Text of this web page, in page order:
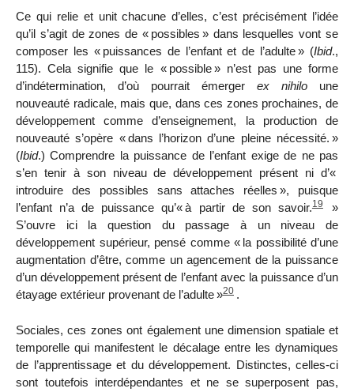
Ce qui relie et unit chacune d’elles, c’est précisément l’idée
qu’il s’agit de zones de « possibles » dans lesquelles vont se
composer les « puissances de l’enfant et de l’adulte» (Ibid.,
115). Cela signifie que le « possible » n’est pas une forme
d’indétermination, d’où pourrait émerger ex nihilo une
nouveauté radicale, mais que, dans ces zones prochaines, de
développement comme d’enseignement, la production de
nouveauté s’opère «dans l’horizon d’une pleine nécessité. »
(Ibid.) Comprendre la puissance de l’enfant exige de ne pas
s’en tenir à son niveau de développement présent ni d’«
introduire des possibles sans attaches réelles », puisque
l’enfant n’a de puissance qu’« à partir de son savoir.19
»
S’ouvre ici la question du passage à un niveau de
développement supérieur, pensé comme « la possibilité d’une
augmentation d’être, comme un agencement de la puissance
d’un développement présent de l’enfant avec la puissance d’un
étayage extérieur provenant de l’adulte»20 .
Sociales, ces zones ont également une dimension spatiale et
temporelle qui manifestent le décalage entre les dynamiques
de l’apprentissage et du développement. Distinctes, celles-ci
sont toutefois interdépendantes et ne se superposent pas,